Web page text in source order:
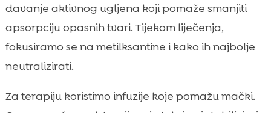
davanje aktivnog ugljena koji pomaže smanjiti
apsorpciju opasnih tvari. Tijekom liječenja,
fokusiramo se na metilksantine i kako ih najbolje
neutralizirati.
Za terapiju koristimo infuzije koje pomažu mački.